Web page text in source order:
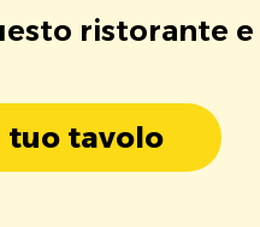
ristorante e
tavolo